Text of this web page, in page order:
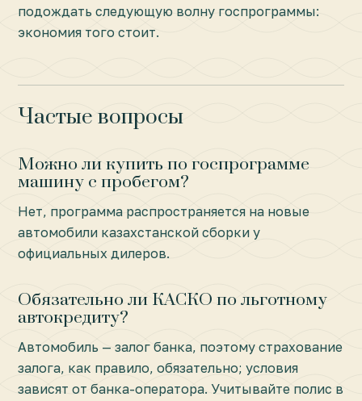
подождать следующую волну госпрограммы:
экономия того стоит.
Частые вопросы
Можно ли купить по госпрограмме
машину с пробегом?
Нет, программа распространяется на новые
автомобили казахстанской сборки у
официальных дилеров.
Обязательно ли КАСКО по льготному
автокредиту?
Автомобиль — залог банка, поэтому страхование
залога, как правило, обязательно; условия
зависят от банка-оператора. Учитывайте полис в